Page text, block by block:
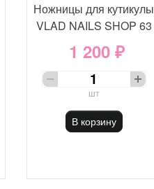
Ножницы для кутикулы
VLAD NAILS SHOP 63
1 200 ₽
шт
В корзину